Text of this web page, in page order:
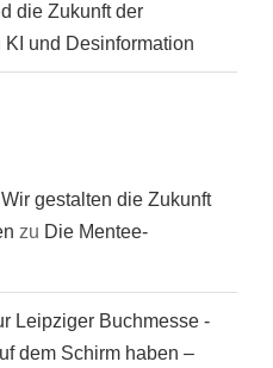
die Zukunft der
und Desinformation
gestalten die Zukunft
zu Die Mentee-
Leipziger Buchmesse -
dem Schirm haben –